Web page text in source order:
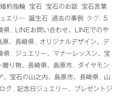
婚約指輪 宝石 宝石のお話
宝石言葉
エリ― 誕生石 過去の事例 タグ: 5
県
LINEお問い合わせ、LINEでのや
原、長崎県
オリジナルデザイン、デ
県
ジュエリー、マナーレッスン、宝
贈り物、長崎県、島原市
ダイヤモン
、宝石の山之内、島原市、長崎県
山
グ
記念日ジュエリー、プレゼントジ